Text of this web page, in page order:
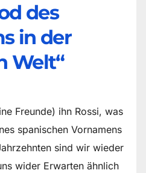
des
in der
Welt“
Freunde) ihn Rossi, was
spanischen Vornamens
sind wir wieder
wider Erwarten ähnlich